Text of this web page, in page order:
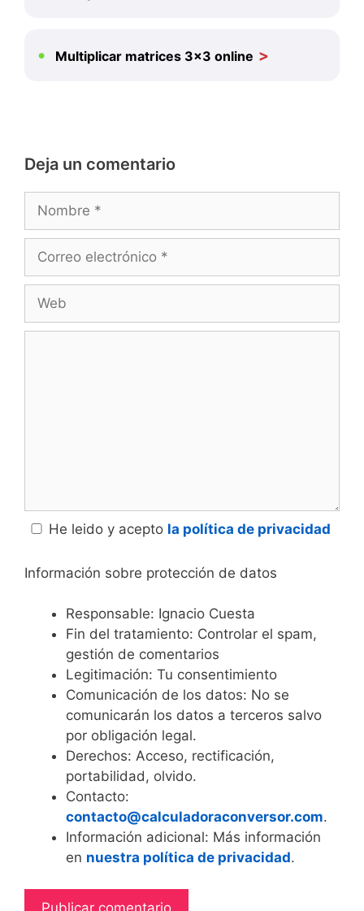
Multiplicar matrices 3×3 online
Deja un comentario
Nombre
Correo
Web
He leido y acepto la política de privacidad
Información sobre protección de datos
Responsable: Ignacio Cuesta
Fin del tratamiento: Controlar el spam,
gestión de comentarios
Legitimación: Tu consentimiento
Comunicación de los datos: No se
comunicarán los datos a terceros salvo
por obligación legal.
Derechos: Acceso, rectificación,
portabilidad, olvido.
Contacto:
contacto@calculadoraconversor.com.
Información adicional: Más información
en nuestra política de privacidad.